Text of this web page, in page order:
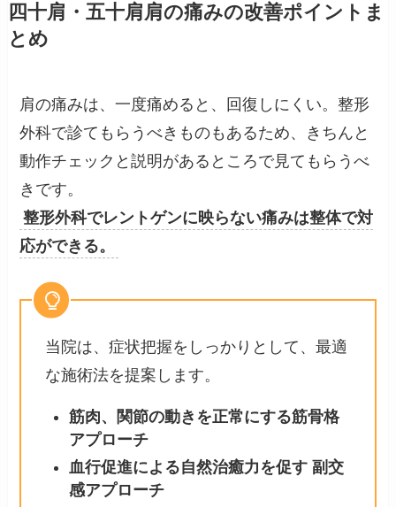
四十肩・五十肩肩の痛みの改善ポイントま
とめ
肩の痛みは、一度痛めると、回復しにくい。整形
外科で診てもらうべきものもあるため、きちんと
動作チェックと説明があるところで見てもらうべ
きです。
整形外科でレントゲンに映らない痛みは整体で対
応ができる。
当院は、症状把握をしっかりとして、最適
な施術法を提案します。
筋肉、関節の動きを正常にする筋骨格
アプローチ
血行促進による自然治癒力を促す 副交
感アプローチ